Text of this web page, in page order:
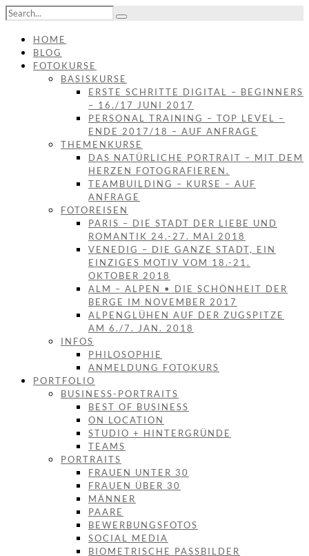
HOME
BLOG
FOTOKURSE
BASISKURSE
ERSTE SCHRITTE DIGITAL – BEGINNERS
– 16./17 JUNI 2017
PERSONAL TRAINING – TOP LEVEL –
ENDE 2017/18 – AUF ANFRAGE
THEMENKURSE
DAS NATÜRLICHE PORTRAIT – MIT DEM
HERZEN FOTOGRAFIEREN.
TEAMBUILDING – KURSE – AUF
ANFRAGE
FOTOREISEN
PARIS – DIE STADT DER LIEBE UND
ROMANTIK 24.-27. MAI 2018
VENEDIG – DIE GANZE STADT, EIN
EINZIGES MOTIV VOM 18.-21.
OKTOBER 2018
ALM – ALPEN • DIE SCHÖNHEIT DER
BERGE IM NOVEMBER 2017
ALPENGLÜHEN AUF DER ZUGSPITZE
AM 6./7. JAN. 2018
INFOS
PHILOSOPHIE
ANMELDUNG FOTOKURS
PORTFOLIO
BUSINESS-PORTRAITS
BEST OF BUSINESS
ON LOCATION
STUDIO + HINTERGRÜNDE
TEAMS
PORTRAITS
FRAUEN UNTER 30
FRAUEN ÜBER 30
MÄNNER
PAARE
BEWERBUNGSFOTOS
SOCIAL MEDIA
BIOMETRISCHE PASSBILDER